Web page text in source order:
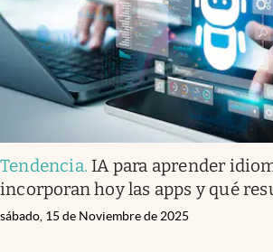
Tendencia. IA para aprender
incorporan hoy las apps y qué
sábado, 15 de Noviembre de 2025